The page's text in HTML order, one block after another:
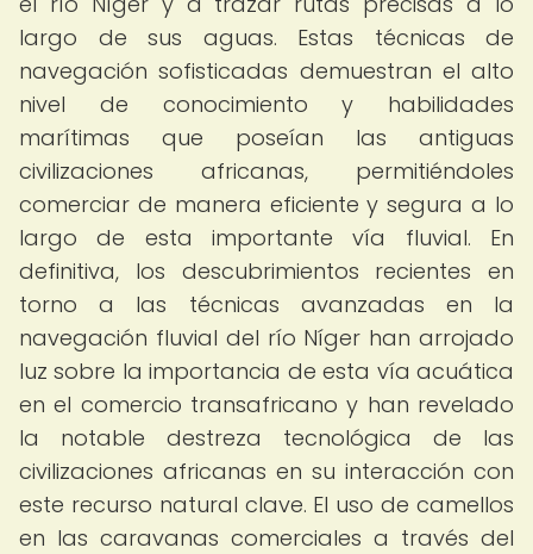
largo de sus aguas. Estas técnicas de
navegación sofisticadas demuestran el alto
nivel de conocimiento y habilidades
marítimas que poseían las antiguas
civilizaciones africanas, permitiéndoles
comerciar de manera eficiente y segura a lo
largo de esta importante vía fluvial. En
definitiva, los descubrimientos recientes en
torno a las técnicas avanzadas en la
navegación fluvial del río Níger han arrojado
luz sobre la importancia de esta vía acuática
en el comercio transafricano y han revelado
la notable destreza tecnológica de las
civilizaciones africanas en su interacción con
este recurso natural clave. El uso de camellos
en las caravanas comerciales a través del